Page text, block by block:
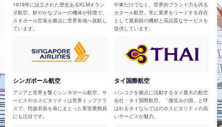
1919年に設立された歴史あるKLMオラン
ダ航空。鮮やかなブルーの機体が特徴で、
スキポール空港を拠点に世界各地へ就航し
ています。
中東だけでなく、世界的ブランド力を誇る
カタール航空。常に業界をリードする存在
として最新鋭の機材と高品質なサービスを
提供しています。
シンガポール航空
アジアと世界を繋ぐシンガポール航空。サ
ービスやホスピタリティは世界トップクラ
スで、民族衣装を身にまとった客室乗務員
にも注目です。
タイ国際航空
バンコクを拠点に活動するタイ最大の航空
会社・タイ国際航空。「微笑みの国」と呼
ばれるタイならではのホスピタリティの高
いサービスが魅力。